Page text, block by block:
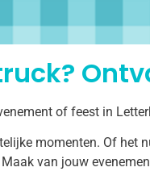
of feest in
momenten. Of
Maak van jouw